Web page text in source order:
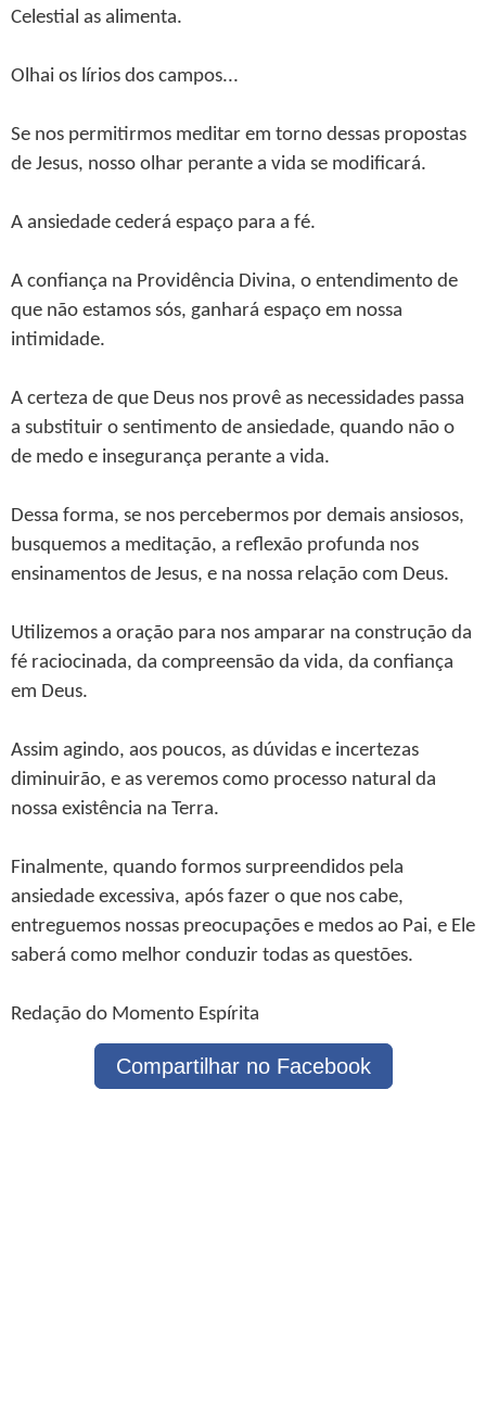
Celestial as alimenta.
Olhai os lírios dos campos...
Se nos permitirmos meditar em torno dessas propostas
de Jesus, nosso olhar perante a vida se modificará.
A ansiedade cederá espaço para a fé.
A confiança na Providência Divina, o entendimento de
que não estamos sós, ganhará espaço em nossa
intimidade.
A certeza de que Deus nos provê as necessidades passa
a substituir o sentimento de ansiedade, quando não o
de medo e insegurança perante a vida.
Dessa forma, se nos percebermos por demais ansiosos,
busquemos a meditação, a reflexão profunda nos
ensinamentos de Jesus, e na nossa relação com Deus.
Utilizemos a oração para nos amparar na construção da
fé raciocinada, da compreensão da vida, da confiança
em Deus.
Assim agindo, aos poucos, as dúvidas e incertezas
diminuirão, e as veremos como processo natural da
nossa existência na Terra.
Finalmente, quando formos surpreendidos pela
ansiedade excessiva, após fazer o que nos cabe,
entreguemos nossas preocupações e medos ao Pai, e Ele
saberá como melhor conduzir todas as questões.
Redação do Momento Espírita
Compartilhar no Facebook